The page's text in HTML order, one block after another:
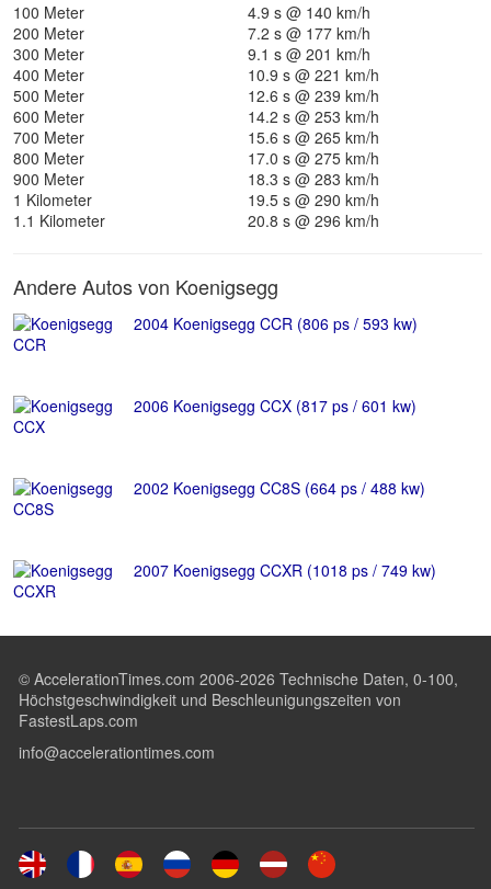
100 Meter
4.9 s @ 140 km/h
200 Meter
7.2 s @ 177 km/h
300 Meter
9.1 s @ 201 km/h
400 Meter
10.9 s @ 221 km/h
500 Meter
12.6 s @ 239 km/h
600 Meter
14.2 s @ 253 km/h
700 Meter
15.6 s @ 265 km/h
800 Meter
17.0 s @ 275 km/h
900 Meter
18.3 s @ 283 km/h
1 Kilometer
19.5 s @ 290 km/h
1.1 Kilometer
20.8 s @ 296 km/h
Andere Autos von Koenigsegg
2004 Koenigsegg CCR (806 ps / 593 kw)
2006 Koenigsegg CCX (817 ps / 601 kw)
2002 Koenigsegg CC8S (664 ps / 488 kw)
2007 Koenigsegg CCXR (1018 ps / 749 kw)
© AccelerationTimes.com 2006-2026 Technische Daten, 0-100,
Höchstgeschwindigkeit und Beschleunigungszeiten von
FastestLaps.com
info@accelerationtimes.com